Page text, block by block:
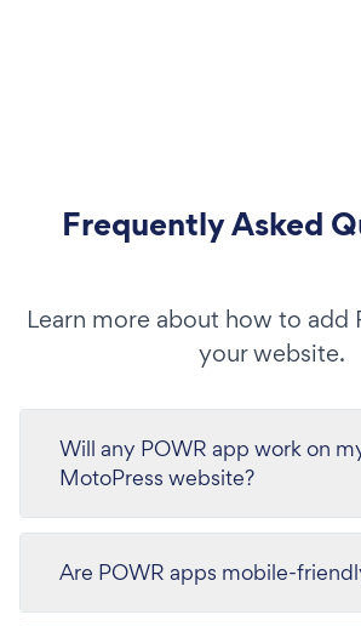
Frequently Asked
Learn more about how to add
your website.
Will any POWR app work on
MotoPress website?
Are POWR apps mobile-